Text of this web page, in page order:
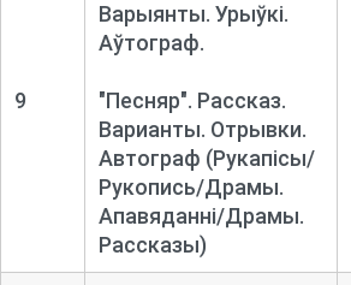
9
Варыянты. Урыўкі.
Аўтограф.
"Песняр". Рассказ.
Варианты. Отрывки.
Автограф (Рукапісы/
Рукопись/Драмы.
Апавяданні/Драмы.
Рассказы)